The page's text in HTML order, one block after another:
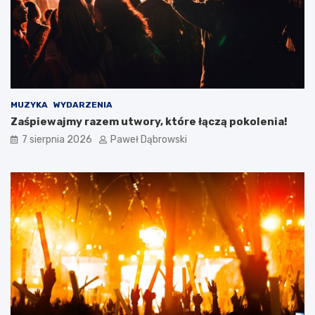
d
a
e
c
i
m
o
d
z
i
e
ż
y
MUZYKA WYDARZENIA
Zaśpiewajmy razem utwory, które łączą pokolenia!
7 sierpnia 2026 Paweł Dąbrowski